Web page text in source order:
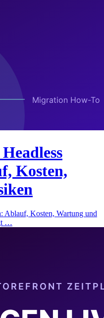
Kosten,
Ablauf, Kosten, Wartung und
…